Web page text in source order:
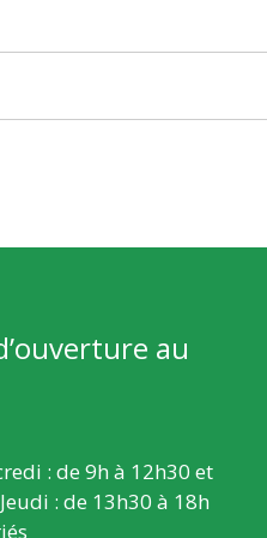
au
: de 9h à 12h30 et
: de 13h30 à 18h